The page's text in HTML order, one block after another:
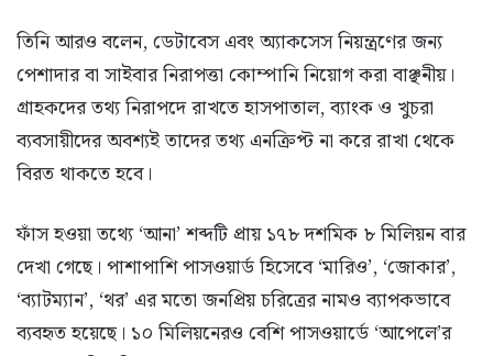
তিনি আরও বলেন, ডেটাবেস এবং অ্যাকসেস নিয়ন্ত্রণের জন্য
পেশাদার বা সাইবার নিরাপত্তা কোম্পানি নিয়োগ করা বাঞ্ছনীয়।
গ্রাহকদের তথ্য নিরাপদে রাখতে হাসপাতাল, ব্যাংক ও খুচরা
ব্যবসায়ীদের অবশ্যই তাদের তথ্য এনক্রিপ্ট না করে রাখা থেকে
বিরত থাকতে হবে।
ফাঁস হওয়া তথ্যে ‘আনা’ শব্দটি প্রায় ১৭৮ দশমিক ৮ মিলিয়ন বার
দেখা গেছে। পাশাপাশি পাসওয়ার্ড হিসেবে ‘মারিও’, ‘জোকার’,
‘ব্যাটম্যান’, ‘থর’ এর মতো জনপ্রিয় চরিত্রের নামও ব্যাপকভাবে
ব্যবহৃত হয়েছে। ১০ মিলিয়নেরও বেশি পাসওয়ার্ডে ‘আপেলে’র